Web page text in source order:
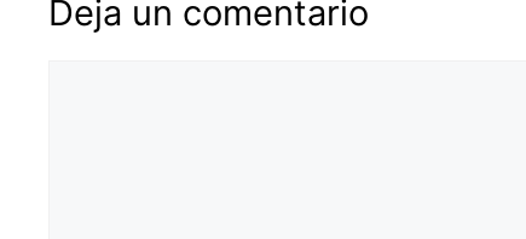
Deja un comentario